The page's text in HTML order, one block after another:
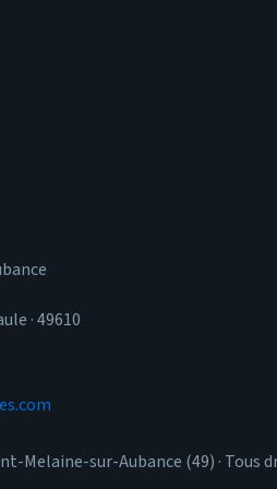
· 49610
Melaine-sur-Aubance (49) · Tous